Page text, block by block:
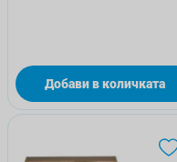
Добави в количката